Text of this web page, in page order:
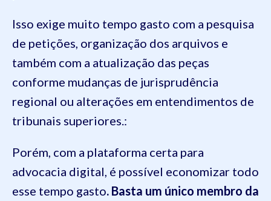
Isso exige muito tempo gasto com a pesquisa
de petições, organização dos arquivos e
também com a atualização das peças
conforme mudanças de jurisprudência
regional ou alterações em entendimentos de
tribunais superiores.:
Porém, com a plataforma certa para
advocacia digital, é possível economizar todo
esse tempo gasto. Basta um único membro da